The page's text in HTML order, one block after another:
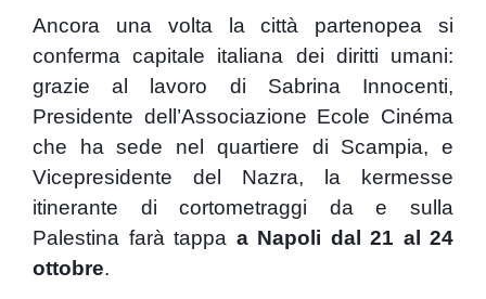
Ancora una volta la città partenopea si
conferma capitale italiana dei diritti umani:
grazie al lavoro di Sabrina Innocenti,
Presidente dell’Associazione Ecole Cinéma
che ha sede nel quartiere di Scampia, e
Vicepresidente del Nazra, la kermesse
itinerante di cortometraggi da e sulla
Palestina farà tappa a Napoli dal 21 al 24
ottobre.